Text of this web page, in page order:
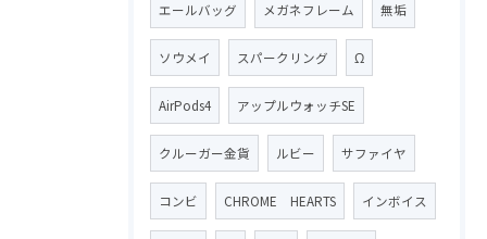
エールバッグ メガネフレーム 無垢
ソウメイ スパークリング Ω
AirPods4 アップルウォッチSE
クルーガー金貨 ルビー サファイヤ
コンビ CHROME HEARTS インボイス